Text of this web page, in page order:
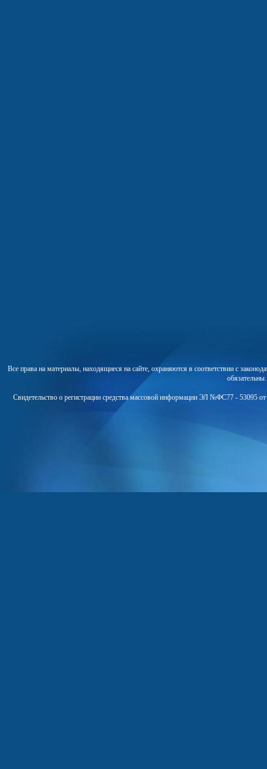
Все права на материалы, находящиеся на сайте, охраняются в соответствии с
Свидетельство о регистрации средства массовой информации ЭЛ №ФС77 - 53095